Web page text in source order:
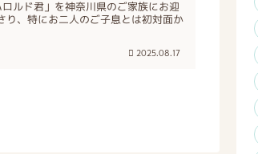
ルド君」を神奈川県のご家族にお迎
り、特にお二人のご子息とは初対面か
2025.08.17